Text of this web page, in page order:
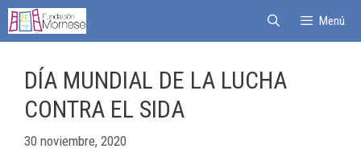
Menú
DÍA MUNDIAL DE LA LUCHA
CONTRA EL SIDA
30 noviembre, 2020